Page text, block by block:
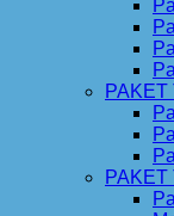
PAKET
PAKET